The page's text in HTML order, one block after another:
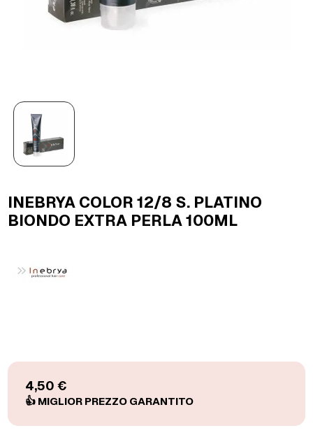
INEBRYA COLOR 12/8 S. PLATINO
BIONDO EXTRA PERLA 100ML
4,50 €